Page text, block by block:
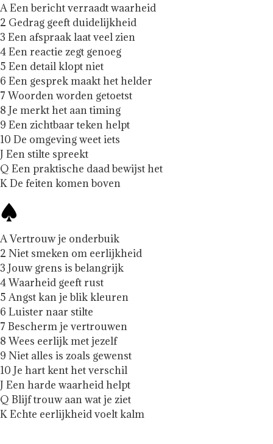
A Een bericht verraadt waarheid
2 Gedrag geeft duidelijkheid
3 Een afspraak laat veel zien
4 Een reactie zegt genoeg
5 Een detail klopt niet
6 Een gesprek maakt het helder
7 Woorden worden getoetst
8 Je merkt het aan timing
9 Een zichtbaar teken helpt
10 De omgeving weet iets
J Een stilte spreekt
Q Een praktische daad bewijst het
K De feiten komen boven
A Vertrouw je onderbuik
2 Niet smeken om eerlijkheid
3 Jouw grens is belangrijk
4 Waarheid geeft rust
5 Angst kan je blik kleuren
6 Luister naar stilte
7 Bescherm je vertrouwen
8 Wees eerlijk met jezelf
9 Niet alles is zoals gewenst
10 Je hart kent het verschil
J Een harde waarheid helpt
Q Blijf trouw aan wat je ziet
K Echte eerlijkheid voelt kalm